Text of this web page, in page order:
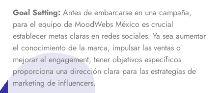
Goal Setting: Antes de embarcarse en una campaña,
para el equipo de MoodWebs México es crucial
establecer metas claras en redes sociales. Ya sea aumentar
el conocimiento de la marca, impulsar las ventas o
mejorar el engagement, tener objetivos específicos
proporciona una dirección clara para las estrategias de
marketing de influencers.